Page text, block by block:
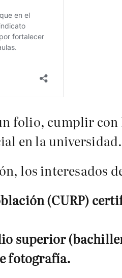
folio, cumplir con
en la universidad.
los interesados
(CURP)
superior
fotografía.